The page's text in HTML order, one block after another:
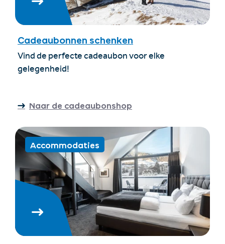
Cadeaubonnen schenken
Vind de perfecte cadeaubon voor elke
gelegenheid!
Naar de cadeaubonshop
Accommodaties